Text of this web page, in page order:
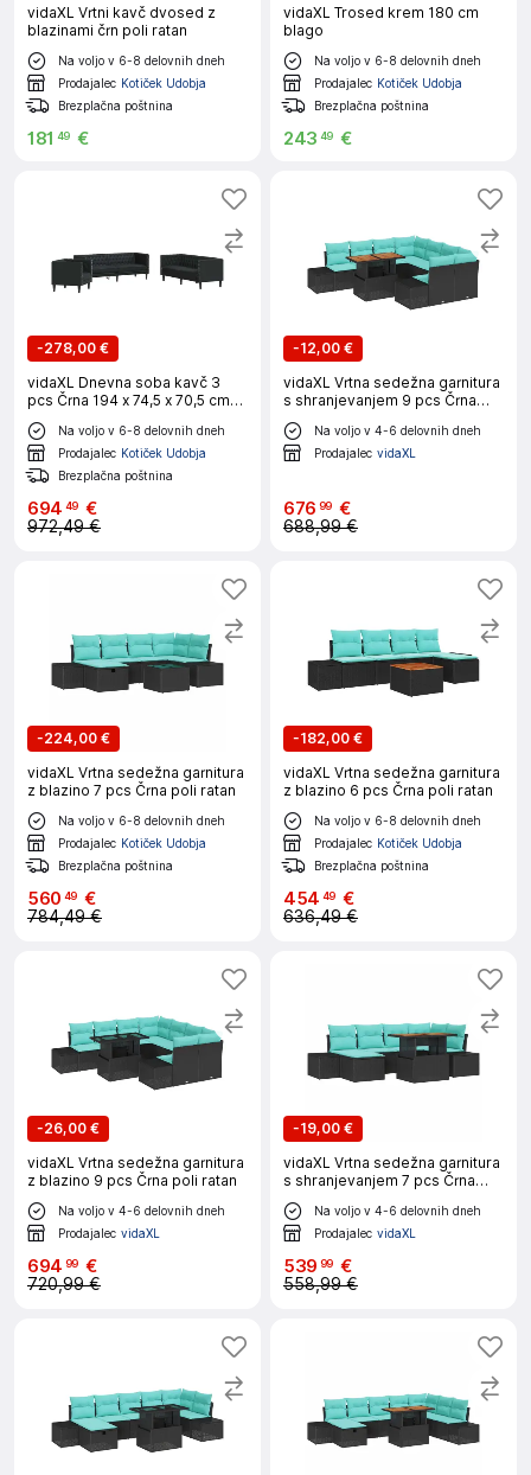
vidaXL Vrtni kavč dvosed z
blazinami črn poli ratan
Na voljo v 6-8 delovnih dneh
Prodajalec Kotiček Udobja
Brezplačna poštnina
181 49 €
vidaXL Trosed krem 180 cm
blago
Na voljo v 6-8 delovnih dneh
Prodajalec Kotiček Udobja
Brezplačna poštnina
243 49 €
-278,00 €
vidaXL Dnevna soba kavč 3
pcs Črna 194 x 74,5 x 70,5 cm
Umjetno usnje
Na voljo v 6-8 delovnih dneh
Prodajalec Kotiček Udobja
Brezplačna poštnina
694 49 €
972,49 €
-12,00 €
vidaXL Vrtna sedežna garnitura
s shranjevanjem 9 pcs Črna
Poly ratan
Na voljo v 4-6 delovnih dneh
Prodajalec vidaXL
676 99 €
688,99 €
-224,00 €
vidaXL Vrtna sedežna garnitura
z blazino 7 pcs Črna poli ratan
Na voljo v 6-8 delovnih dneh
Prodajalec Kotiček Udobja
Brezplačna poštnina
560 49 €
784,49 €
-182,00 €
vidaXL Vrtna sedežna garnitura
z blazino 6 pcs Črna poli ratan
Na voljo v 6-8 delovnih dneh
Prodajalec Kotiček Udobja
Brezplačna poštnina
454 49 €
636,49 €
-26,00 €
vidaXL Vrtna sedežna garnitura
z blazino 9 pcs Črna poli ratan
Na voljo v 4-6 delovnih dneh
Prodajalec vidaXL
694 99 €
720,99 €
-19,00 €
vidaXL Vrtna sedežna garnitura
s shranjevanjem 7 pcs Črna
Poly ratan
Na voljo v 4-6 delovnih dneh
Prodajalec vidaXL
539 99 €
558,99 €